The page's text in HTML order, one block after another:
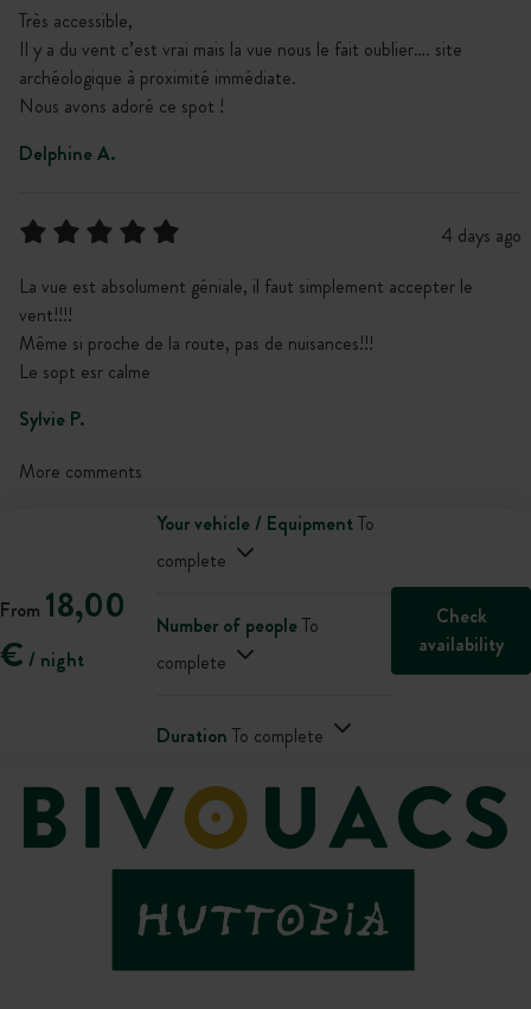
Très accessible,
Il y a du vent c’est vrai mais la vue nous le fait oublier…. site
archéologique à proximité immédiate.
Nous avons adoré ce spot !
Delphine A.
4 days ago
La vue est absolument géniale, il faut simplement accepter le
vent!!!!
Même si proche de la route, pas de nuisances!!!
Le sopt esr calme
Sylvie P.
More comments
From 18,00
€ / night
Your vehicle / EquipmentTo
complete
Number of peopleTo
complete
Duration To complete
Check
availability